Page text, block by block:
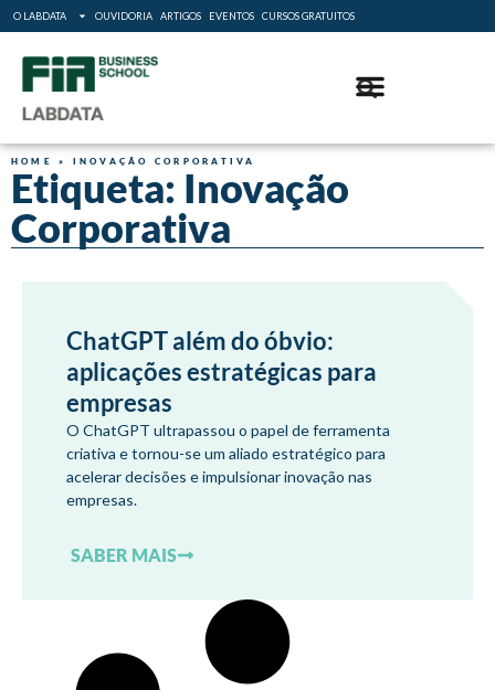
O LABDATA OUVIDORIA ARTIGOS EVENTOS CURSOS GRATUITOS
HOME » INOVAÇÃO CORPORATIVA
Etiqueta: Inovação
Corporativa
ChatGPT além do óbvio:
aplicações estratégicas para
empresas
O ChatGPT ultrapassou o papel de ferramenta
criativa e tornou-se um aliado estratégico para
acelerar decisões e impulsionar inovação nas
empresas.
SABER MAIS